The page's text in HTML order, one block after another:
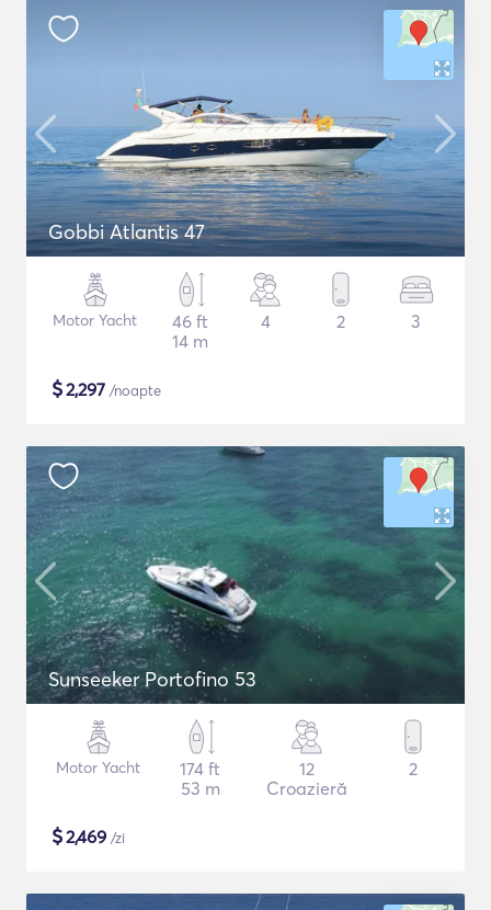
Gobbi Atlantis 47
Motor Yacht
46 ft
14 m
4 2 3
$2,297 /noapte
Sunseeker Portofino 53
Motor Yacht
174 ft
53 m
12
Croazieră
2
$2,469 /zi